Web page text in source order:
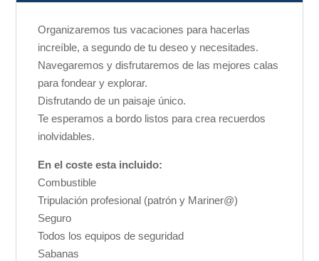
Organizaremos tus vacaciones para hacerlas
increíble, a segundo de tu deseo y necesitades.
Navegaremos y disfrutaremos de las mejores calas
para fondear y explorar.
Disfrutando de un paisaje único.
Te esperamos a bordo listos para crea recuerdos
inolvidables.
En el coste esta incluido:
Combustible
Tripulación profesional (patrón y Mariner@)
Seguro
Todos los equipos de seguridad
Sabanas